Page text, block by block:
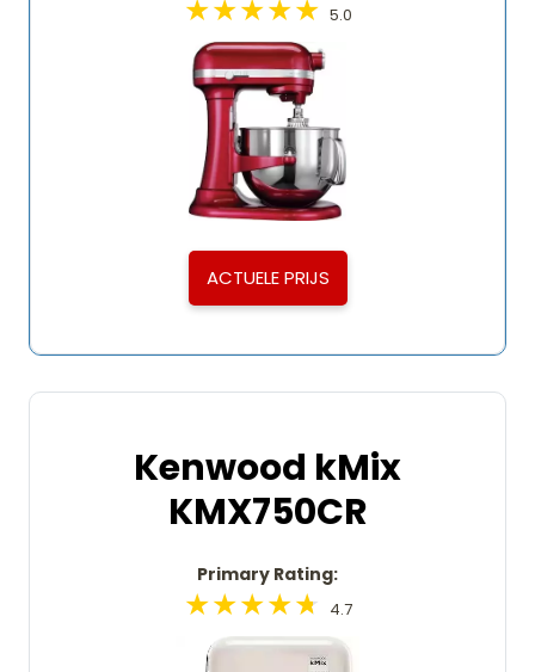
5.0
ACTUELE PRIJS
Kenwood kMix
KMX750CR
Primary Rating:
4.7